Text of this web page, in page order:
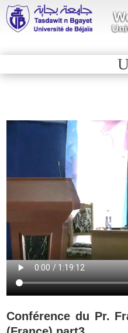
Conférence du Pr.